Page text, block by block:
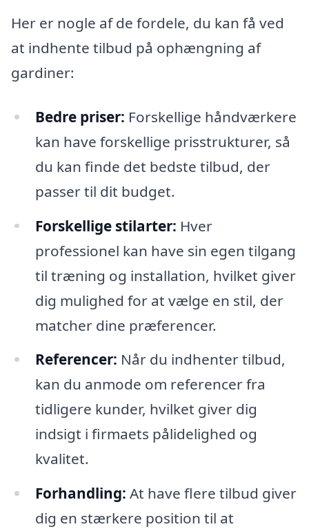
Her er nogle af de fordele, du kan få ved
at indhente tilbud på ophængning af
gardiner:
Bedre priser: Forskellige håndværkere
kan have forskellige prisstrukturer, så
du kan finde det bedste tilbud, der
passer til dit budget.
Forskellige stilarter: Hver
professionel kan have sin egen tilgang
til træning og installation, hvilket giver
dig mulighed for at vælge en stil, der
matcher dine præferencer.
Referencer: Når du indhenter tilbud,
kan du anmode om referencer fra
tidligere kunder, hvilket giver dig
indsigt i firmaets pålidelighed og
kvalitet.
Forhandling: At have flere tilbud giver
dig en stærkere position til at